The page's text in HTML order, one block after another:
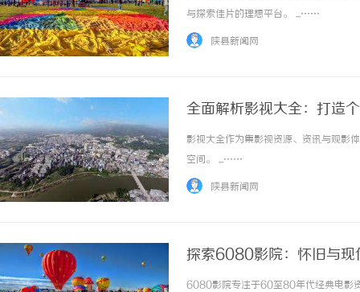
与探索佳片的理想平台。 ...……
陕县新闻网
全面解析影视大全：打造
影视大全作为集影视资源、资讯与观影
空间。 ...……
陕县新闻网
探索6080影院：怀旧与现
6080影院专注于60至80年代经典电影